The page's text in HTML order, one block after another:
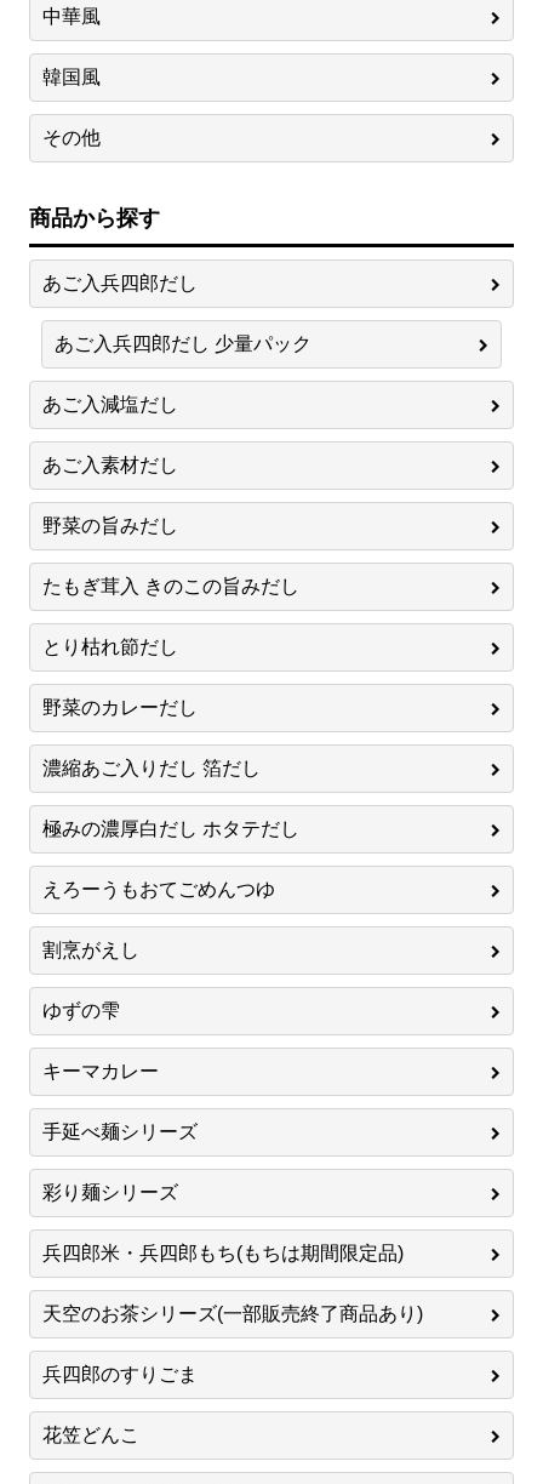
中華風
韓国風
その他
商品から探す
あご入兵四郎だし
あご入兵四郎だし 少量パック
あご入減塩だし
あご入素材だし
野菜の旨みだし
たもぎ茸入 きのこの旨みだし
とり枯れ節だし
野菜のカレーだし
濃縮あご入りだし 箔だし
極みの濃厚白だし ホタテだし
えろーうもおてごめんつゆ
割烹がえし
ゆずの雫
キーマカレー
手延べ麺シリーズ
彩り麺シリーズ
兵四郎米・兵四郎もち(もちは期間限定品)
天空のお茶シリーズ(一部販売終了商品あり)
兵四郎のすりごま
花笠どんこ